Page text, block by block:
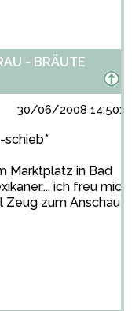
- BRÄUTE
30/06/2008
schieb*
Marktplatz in Bad
ich freu mich
Zeug zum